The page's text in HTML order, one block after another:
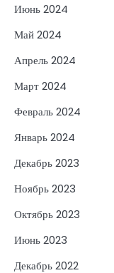
Июнь 2024
Май 2024
Апрель 2024
Март 2024
Февраль 2024
Январь 2024
Декабрь 2023
Ноябрь 2023
Октябрь 2023
Июнь 2023
Декабрь 2022